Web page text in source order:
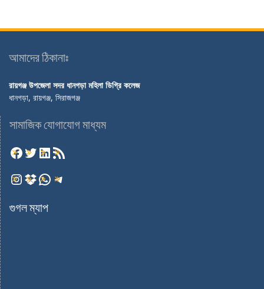
আমাদের ঠিকানাঃ
রায়গঞ্জ উপজেলা সদর ধানগড়া মহিলা ডিগ্রি কলেজ
ধানগড়া, রায়গঞ্জ, সিরাজগঞ্জ
সামাজিক যোগাযোগ মাধ্যম
গুগল ম্যাপ